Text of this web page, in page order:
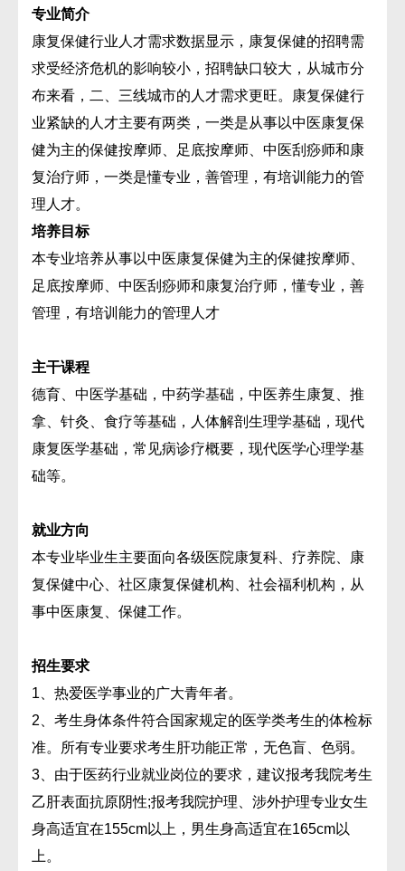
专业简介
康复保健行业人才需求数据显示，康复保健的招聘需
求受经济危机的影响较小，招聘缺口较大，从城市分
布来看，二、三线城市的人才需求更旺。康复保健行
业紧缺的人才主要有两类，一类是从事以中医康复保
健为主的保健按摩师、足底按摩师、中医刮痧师和康
复治疗师，一类是懂专业，善管理，有培训能力的管
理人才。
培养目标
本专业培养从事以中医康复保健为主的保健按摩师、
足底按摩师、中医刮痧师和康复治疗师，懂专业，善
管理，有培训能力的管理人才
主干课程
德育、中医学基础，中药学基础，中医养生康复、推
拿、针灸、食疗等基础，人体解剖生理学基础，现代
康复医学基础，常见病诊疗概要，现代医学心理学基
础等。
就业方向
本专业毕业生主要面向各级医院康复科、疗养院、康
复保健中心、社区康复保健机构、社会福利机构，从
事中医康复、保健工作。
招生要求
1、热爱医学事业的广大青年者。
2、考生身体条件符合国家规定的医学类考生的体检标
准。所有专业要求考生肝功能正常，无色盲、色弱。
3、由于医药行业就业岗位的要求，建议报考我院考生
乙肝表面抗原阴性;报考我院护理、涉外护理专业女生
身高适宜在155cm以上，男生身高适宜在165cm以
上。